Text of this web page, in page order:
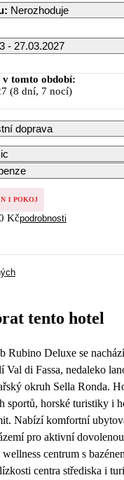
: Nerozhoduje
- 27.03.2027
Březen 2027
ÚT ST ČT PÁ
1 2 3 4 5
8 9 10 11 12
16 17
23 24 25 26
v tomto období:
(8 dní, 7 nocí)
doprava
1 POKOJ
Kčpodrobnosti
tento hotel
Rubino Deluxe se
Val di Fassa, nedaleko
okruh Sella Ronda.
sportů, horské turistiky i
Nabízí komfortní
pro aktivní
centrum s
centra střediska i